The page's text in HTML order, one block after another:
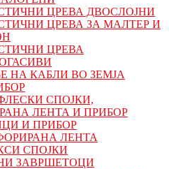
ЦРЕВА ДВОСЛОЈНИ
ЦРЕВА ЗА МАЛТЕР И
ЦРЕВА
НА КАБЛИ ВО ЗЕМЈА
СПОЈКИ,
ЛЕНТА И ПРИБОР
И ПРИБОР
ЛЕНТА
СПОЈКИ
ЗАВРШЕТОЦИ